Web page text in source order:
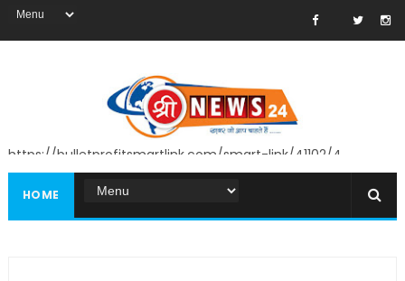
https://bulletprofitsmartlink.com/smart-link/41102/4
HOME